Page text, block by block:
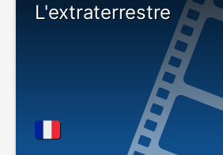
L'extraterrestre